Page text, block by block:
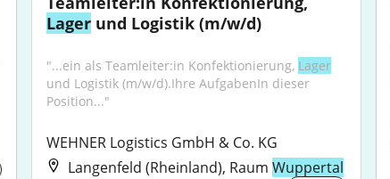
Lager und Logistik (m/w/d)
"...ein als Teamleiter:in Konfektionierung, Lager
und Logistik (m/w/d).Ihre AufgabenIn dieser
Position..."
WEHNER Logistics GmbH & Co. KG
Langenfeld (Rheinland), RaumWuppertal